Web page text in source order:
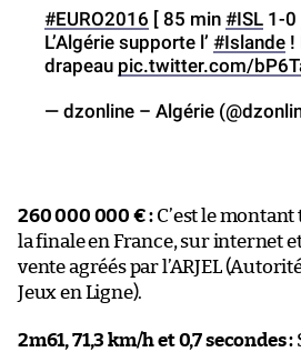
#EURO2016 [ 85 min #ISL 1-0
L’Algérie supporte l’ #Islande !
drapeau pic.twitter.com/
— dzonline – Algérie
260 000 000 € : C’est le
la finale en France, sur internet
vente agréés par l’ARJEL
Jeux en Ligne).
2m61, 71,3 km/h et 0,7 secondes :